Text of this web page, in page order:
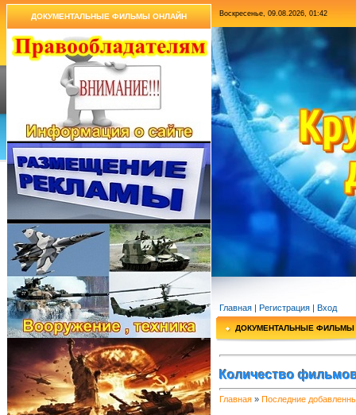
ДОКУМЕНТАЛЬНЫЕ ФИЛЬМЫ ОНЛАЙН Воскресенье, 09.08.2026, 01:42
Главная | Регистрация | Вход
ДОКУМЕНТАЛЬНЫЕ ФИЛЬМЫ
Количество
Главная » Последние